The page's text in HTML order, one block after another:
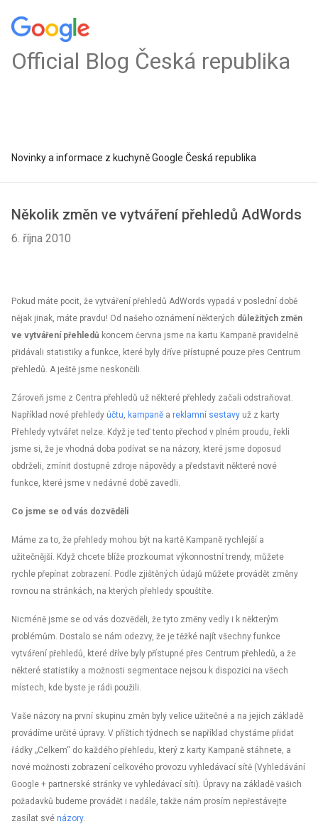
Official Blog Česká republika
Novinky a informace z kuchyně Google Česká republika
Několik změn ve vytváření přehledů AdWords
6. října 2010
Pokud máte pocit, že vytváření přehledů AdWords vypadá v poslední době
nějak jinak, máte pravdu! Od našeho oznámení některých důležitých změn
ve vytváření přehledů koncem června jsme na kartu Kampaně pravidelně
přidávali statistiky a funkce, které byly dříve přístupné pouze přes Centrum
přehledů. A ještě jsme neskončili.
Zároveň jsme z Centra přehledů už některé přehledy začali odstraňovat.
Například nové přehledy účtu, kampaně a reklamní sestavy už z karty
Přehledy vytvářet nelze. Když je teď tento přechod v plném proudu, řekli
jsme si, že je vhodná doba podívat se na názory, které jsme doposud
obdrželi, zmínit dostupné zdroje nápovědy a představit některé nové
funkce, které jsme v nedávné době zavedli.
Co jsme se od vás dozvěděli
Máme za to, že přehledy mohou být na kartě Kampaně rychlejší a
užitečnější. Když chcete blíže prozkoumat výkonnostní trendy, můžete
rychle přepínat zobrazení. Podle zjištěných údajů můžete provádět změny
rovnou na stránkách, na kterých přehledy spouštíte.
Nicméně jsme se od vás dozvěděli, že tyto změny vedly i k některým
problémům. Dostalo se nám odezvy, že je těžké najít všechny funkce
vytváření přehledů, které dříve byly přístupné přes Centrum přehledů, a že
některé statistiky a možnosti segmentace nejsou k dispozici na všech
místech, kde byste je rádi použili.
Vaše názory na první skupinu změn byly velice užitečné a na jejich základě
provádíme určité úpravy. V příštích týdnech se například chystáme přidat
řádky „Celkem“ do každého přehledu, který z karty Kampaně stáhnete, a
nové možnosti zobrazení celkového provozu vyhledávací sítě (Vyhledávání
Google + partnerské stránky ve vyhledávací síti). Úpravy na základě vašich
požadavků budeme provádět i nadále, takže nám prosím nepřestávejte
zasílat své názory.